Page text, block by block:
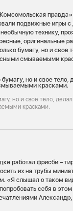
подвижные игры
технику,
оригинальные
бумагу, но и
смываемыми
но и свое тело,
красками.
работал фрисби –
их на трубы
«Я слышал о таком
себя в